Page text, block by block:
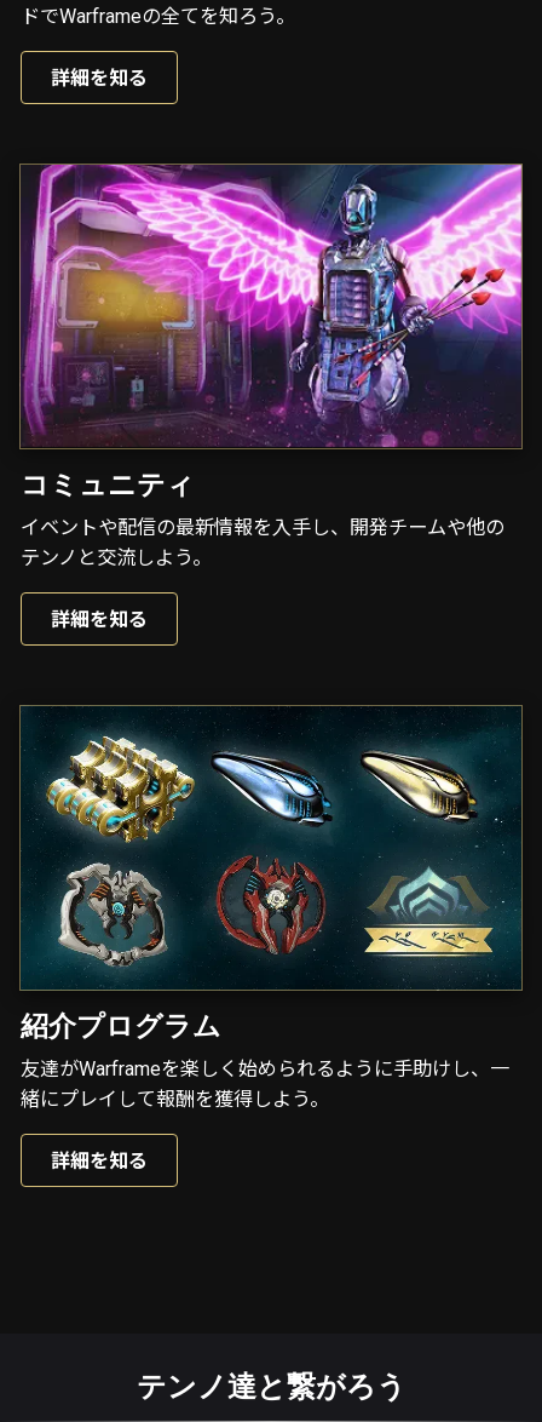
ドでWarframeの全てを知ろう。
詳細を知る
コミュニティ
イベントや配信の最新情報を入手し、開発チームや他の
テンノと交流しよう。
詳細を知る
紹介プログラム
友達がWarframeを楽しく始められるように手助けし、一
緒にプレイして報酬を獲得しよう。
詳細を知る
テンノ達と繋がろう